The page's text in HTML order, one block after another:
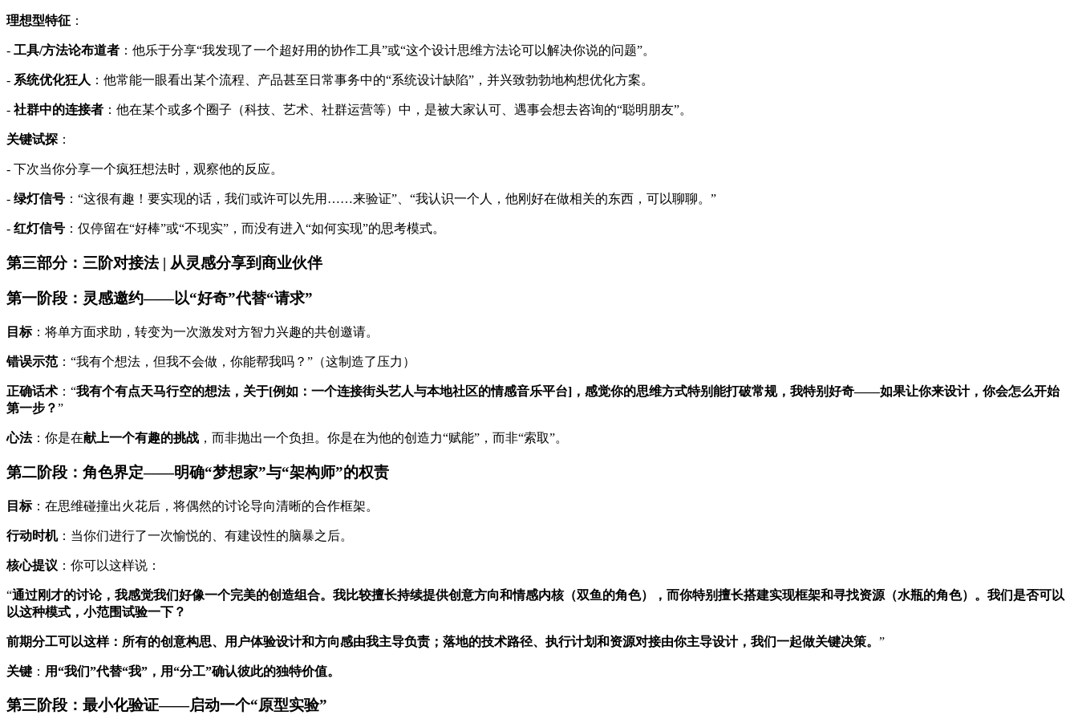
理想型特征 ：
- 工具/方法论布道者 ：他乐于分享“我发现了一个超好用的协作工具”或“这个设计思维方法论可以解决你说的问题”。
- 系统优化狂人 ：他常能一眼看出某个流程、产品甚至日常事务中的“系统设计缺陷”，并兴致勃勃地构想优化方案。
- 社群中的连接者 ：他在某个或多个圈子（科技、艺术、社群运营等）中，是被大家认可、遇事会想去咨询的“聪明朋友”。
关键试探 ：
- 下次当你分享一个疯狂想法时，观察他的反应。
- 绿灯信号 ：“这很有趣！要实现的话，我们或许可以先用……来验证”、“我认识一个人，他刚好在做相关的东西，可以聊聊。”
- 红灯信号 ：仅停留在“好棒”或“不现实”，而没有进入“如何实现”的思考模式。
第三部分：三阶对接法 | 从灵感分享到商业伙伴
第一阶段：灵感邀约——以“好奇”代替“请求”
目标：将单方面求助，转变为一次激发对方智力兴趣的共创邀请。
错误示范：“我有个想法，但我不会做，你能帮我吗？”（这制造了压力）
正确话术 ：“我有个有点天马行空的想法，关于[例如：一个连接街头艺人与本地社区的情感音乐平台]，感觉你的思维方式特别能打破常规，我特别好奇——如果让你来设计，你会怎么开始
第一步？”
心法：你是在献上一个有趣的挑战 ，而非抛出一个负担。你是在为他的创造力“赋能”，而非“索取”。
第二阶段：角色界定——明确“梦想家”与“架构师”的权责
目标：在思维碰撞出火花后，将偶然的讨论导向清晰的合作框架。
行动时机：当你们进行了一次愉悦的、有建设性的脑暴之后。
核心提议 ：你可以这样说：
“通过刚才的讨论，我感觉我们好像一个完美的创造组合。我比较擅长持续提供创意方向和情感内核（双鱼的角色），而你特别擅长搭建实现框架和寻找资源（水瓶的角色）。我们是否可以
以这种模式，小范围试验一下？
前期分工可以这样：所有的创意构思、用户体验设计和方向感由我主导负责；落地的技术路径、执行计划和资源对接由你主导设计，我们一起做关键决策。 ”
关键 ： 用“我们”代替“我”，用“分工”确认彼此的独特价值。
第三阶段：最小化验证——启动一个“原型实验”